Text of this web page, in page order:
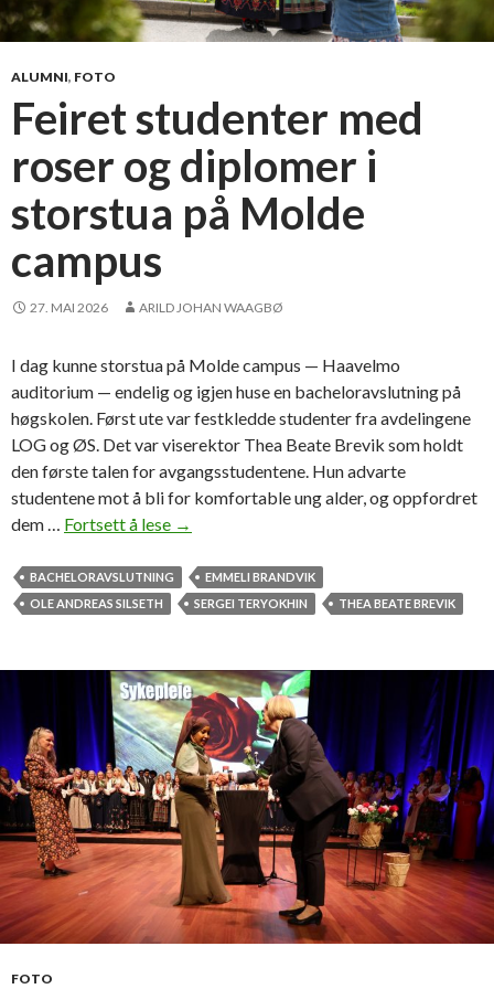
e
h
a
p
v
a
m
e
l
o
g
n
y
i
d
ALUMNI, FOTO
Feiret studenter med
roser og diplomer i
storstua på Molde
campus
27. MAI 2026 ARILD JOHAN WAAGBØ
I dag kunne storstua på Molde campus — Haavelmo
auditorium — endelig og igjen huse en bacheloravslutning på
høgskolen. Først ute var festkledde studenter fra avdelingene
LOG og ØS. Det var viserektor Thea Beate Brevik som holdt
den første talen for avgangsstudentene. Hun advarte
studentene mot å bli for komfortable ung alder, og oppfordret
dem … Fortsett å lese F
r
s
t
u
d
e
n
t
e
r
m
e
→
BACHELORAVSLUTNING
EMMELI BRANDVIK
OLE ANDREAS SILSETH
SERGEI TERYOKHIN THEA BEATE BREVIK
FOTO